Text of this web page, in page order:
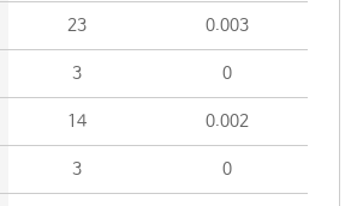
23 0.003
3 0
14 0.002
3 0